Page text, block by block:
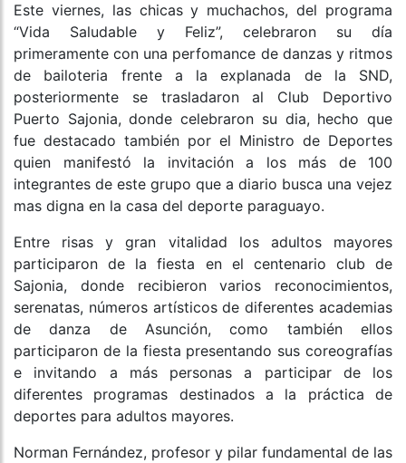
Este viernes, las chicas y muchachos, del programa
“Vida Saludable y Feliz”, celebraron su día
primeramente con una perfomance de danzas y ritmos
de bailoteria frente a la explanada de la SND,
posteriormente se trasladaron al Club Deportivo
Puerto Sajonia, donde celebraron su dia, hecho que
fue destacado también por el Ministro de Deportes
quien manifestó la invitación a los más de 100
integrantes de este grupo que a diario busca una vejez
mas digna en la casa del deporte paraguayo.
Entre risas y gran vitalidad los adultos mayores
participaron de la fiesta en el centenario club de
Sajonia, donde recibieron varios reconocimientos,
serenatas, números artísticos de diferentes academias
de danza de Asunción, como también ellos
participaron de la fiesta presentando sus coreografías
e invitando a más personas a participar de los
diferentes programas destinados a la práctica de
deportes para adultos mayores.
Norman Fernández, profesor y pilar fundamental de las